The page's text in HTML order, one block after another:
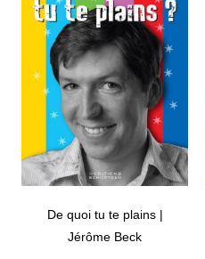
De quoi tu te plains |
Jérôme Beck